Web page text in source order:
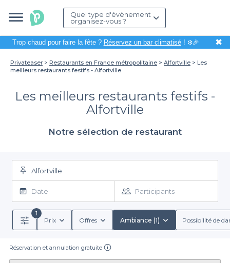
Quel type d'évènement
organisez-vous ?
Trop chaud pour faire la fête ? Réservez un bar climatisé! ❄️🎉 ✖
Privateaser Restaurants en France métropolitaine Alfortville
Les
meilleurs restaurants festifs - Alfortville
Les meilleurs restaurants festifs -
Alfortville
Notre sélection de restaurant
Alfortville
Date Participants
1
Prix
Offres Ambiance (1) Possibilité de
Réservation et annulation gratuite